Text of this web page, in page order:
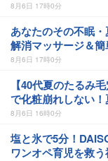
8月6日 17時0分
あなたのその不眠
解消マッサージ＆
8月6日 17時0分
【40代夏のたるみ
で化粧崩れしない
8月6日 16時0分
塩と氷で5分！
ワンオペ育児を救